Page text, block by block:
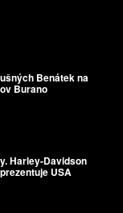
Benátek na
Burano
Harley-Davidson
USA